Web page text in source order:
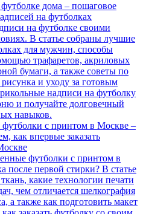
дома – пошаговое
на футболках
на футболке своими
В статье собраны лучшие
для мужчин, способы
трафаретов, акриловых
бумаги, а также советы по
и уходу за готовым
надписи на футболку
и получайте долговечный
навыков.
с принтом в Москве –
как впервые заказать
футболки с принтом в
после первой стирки? В статье
какие технологии печати
чем отличается шелкография
а также как подготовить макет